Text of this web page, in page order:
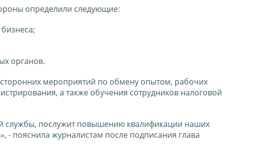
определили следующие:
органов.
мероприятий по обмену опытом, рабочих
а также обучения сотрудников налоговой
службы, послужит повышению квалификации наших
- пояснила журналистам после подписания глава